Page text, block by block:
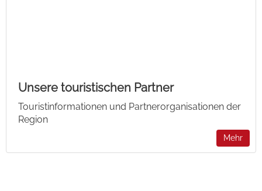
Unsere touristischen Partner
Touristinformationen und Partnerorganisationen der
Region
Mehr